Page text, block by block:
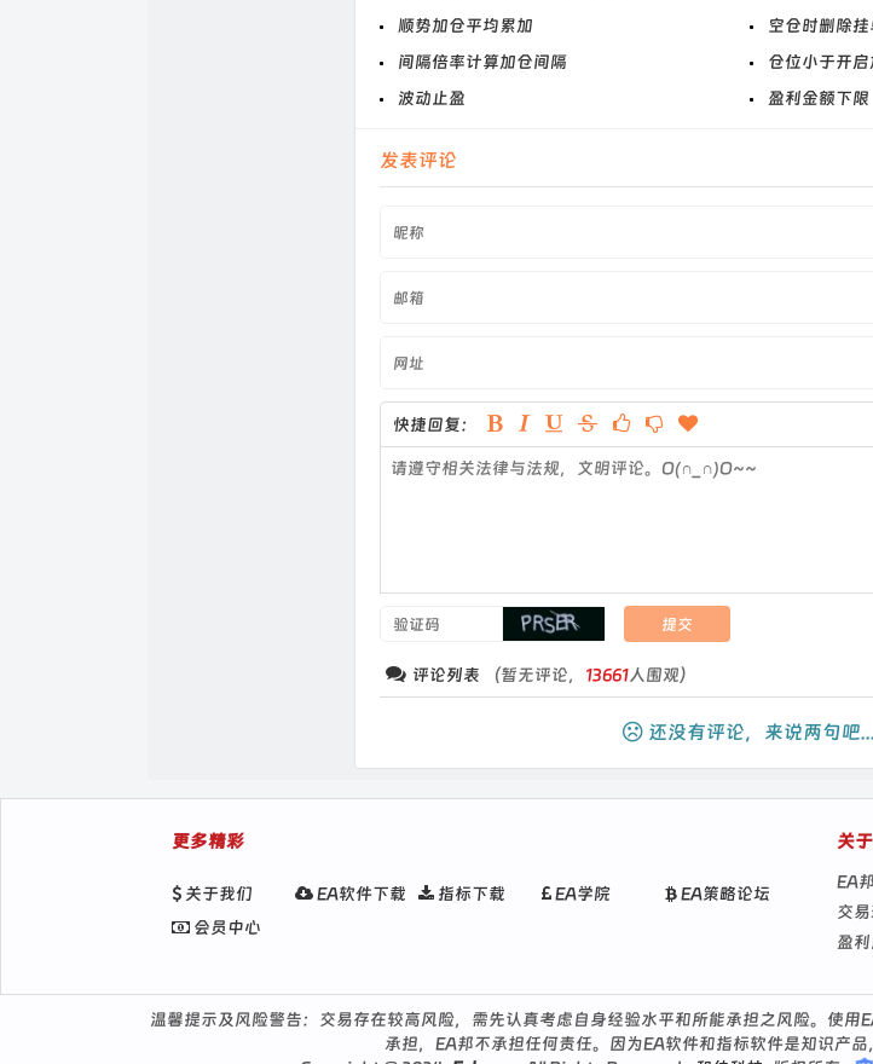
顺势加仓平均累加
空仓时删除挂
间隔倍率计算加仓间隔
仓位小于开启
波动止盈
盈利金额下限
发表评论
快捷回复：
评论列表 （暂无评论， 13661人围观）
还没有评论，来说两句吧...
更多精彩
关于我们 EA软件下载 指标下载 EA学院
EA策略论坛
会员中心
关
EA
交
盈利
温馨提示及风险警告：交易存在较高风险，需先认真考虑自身经验水平和所能承担之风险。使
承担，EA邦不承担任何责任。因为EA软件和指标软件是知识产